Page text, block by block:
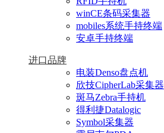
winCE条码采集器
mobiles系统手持终端
安卓手持终端
进口品牌
电装Denso盘点机
欣技CipherLab采集器
斑马Zebra手持机
得利捷Datalogic
Symbol采集器